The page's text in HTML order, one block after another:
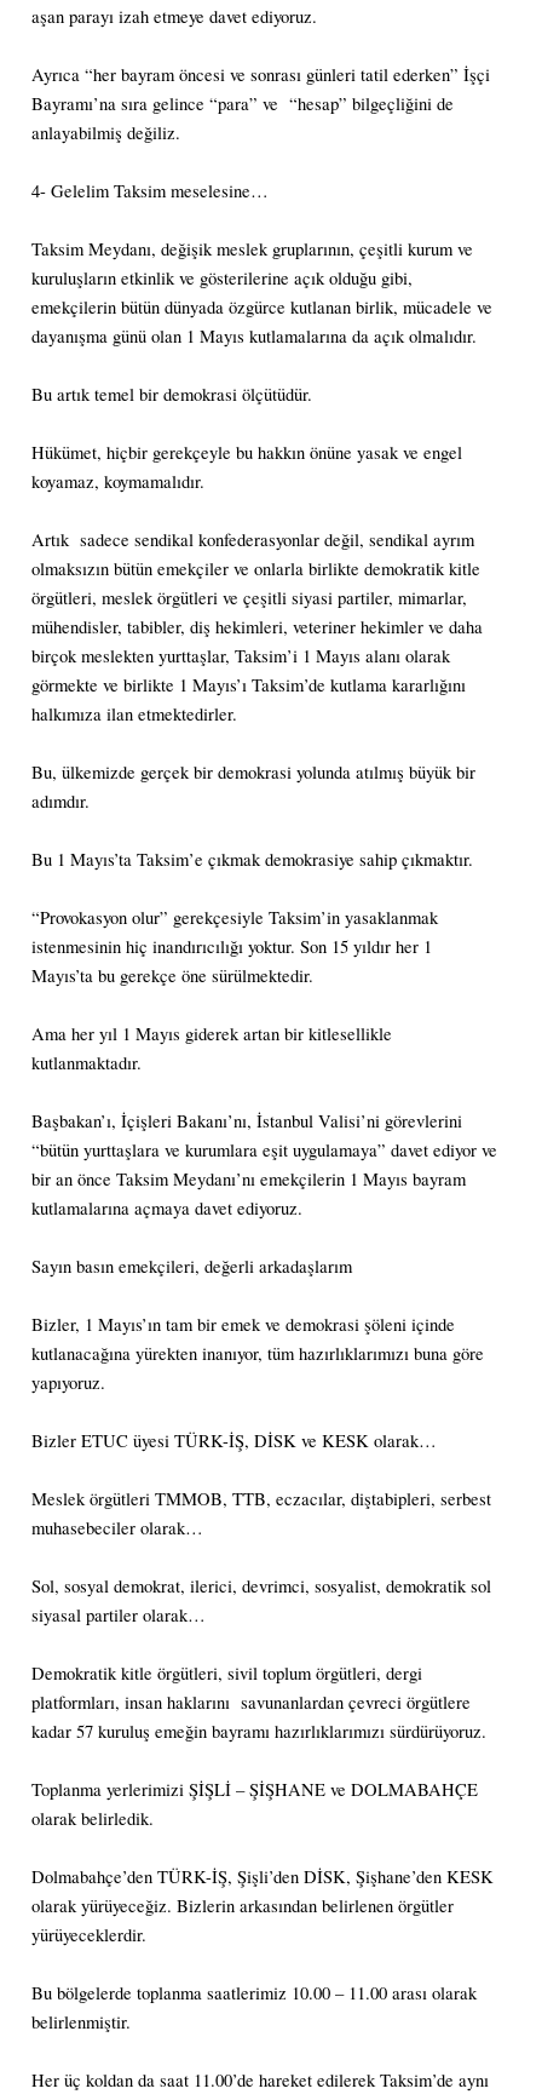
aşan parayı izah etmeye davet ediyoruz.
Ayrıca “her bayram öncesi ve sonrası günleri tatil ederken” İşçi
Bayramı’na sıra gelince “para” ve “hesap” bilgeçliğini de
anlayabilmiş değiliz.
4- Gelelim Taksim meselesine…
Taksim Meydanı, değişik meslek gruplarının, çeşitli kurum ve
kuruluşların etkinlik ve gösterilerine açık olduğu gibi,
emekçilerin bütün dünyada özgürce kutlanan birlik, mücadele ve
dayanışma günü olan 1 Mayıs kutlamalarına da açık olmalıdır.
Bu artık temel bir demokrasi ölçütüdür.
Hükümet, hiçbir gerekçeyle bu hakkın önüne yasak ve engel
koyamaz, koymamalıdır.
Artık sadece sendikal konfederasyonlar değil, sendikal ayrım
olmaksızın bütün emekçiler ve onlarla birlikte demokratik kitle
örgütleri, meslek örgütleri ve çeşitli siyasi partiler, mimarlar,
mühendisler, tabibler, diş hekimleri, veteriner hekimler ve daha
birçok meslekten yurttaşlar, Taksim’i 1 Mayıs alanı olarak
görmekte ve birlikte 1 Mayıs’ı Taksim’de kutlama kararlığını
halkımıza ilan etmektedirler.
Bu, ülkemizde gerçek bir demokrasi yolunda atılmış büyük bir
adımdır.
Bu 1 Mayıs’ta Taksim’e çıkmak demokrasiye sahip çıkmaktır.
“Provokasyon olur” gerekçesiyle Taksim’in yasaklanmak
istenmesinin hiç inandırıcılığı yoktur. Son 15 yıldır her 1
Mayıs’ta bu gerekçe öne sürülmektedir.
Ama her yıl 1 Mayıs giderek artan bir kitlesellikle
kutlanmaktadır.
Başbakan’ı, İçişleri Bakanı’nı, İstanbul Valisi’ni görevlerini
“bütün yurttaşlara ve kurumlara eşit uygulamaya” davet ediyor ve
bir an önce Taksim Meydanı’nı emekçilerin 1 Mayıs bayram
kutlamalarına açmaya davet ediyoruz.
Sayın basın emekçileri, değerli arkadaşlarım
Bizler, 1 Mayıs’ın tam bir emek ve demokrasi şöleni içinde
kutlanacağına yürekten inanıyor, tüm hazırlıklarımızı buna göre
yapıyoruz.
Bizler ETUC üyesi TÜRK-İŞ, DİSK ve KESK olarak…
Meslek örgütleri TMMOB, TTB, eczacılar, diştabipleri, serbest
muhasebeciler olarak…
Sol, sosyal demokrat, ilerici, devrimci, sosyalist, demokratik sol
siyasal partiler olarak…
Demokratik kitle örgütleri, sivil toplum örgütleri, dergi
platformları, insan haklarını savunanlardan çevreci örgütlere
kadar 57 kuruluş emeğin bayramı hazırlıklarımızı sürdürüyoruz.
Toplanma yerlerimizi ŞİŞLİ – ŞİŞHANE ve DOLMABAHÇE
olarak belirledik.
Dolmabahçe’den TÜRK-İŞ, Şişli’den DİSK, Şişhane’den KESK
olarak yürüyeceğiz. Bizlerin arkasından belirlenen örgütler
yürüyeceklerdir.
Bu bölgelerde toplanma saatlerimiz 10.00 – 11.00 arası olarak
belirlenmiştir.
Her üç koldan da saat 11.00’de hareket edilerek Taksim’de aynı